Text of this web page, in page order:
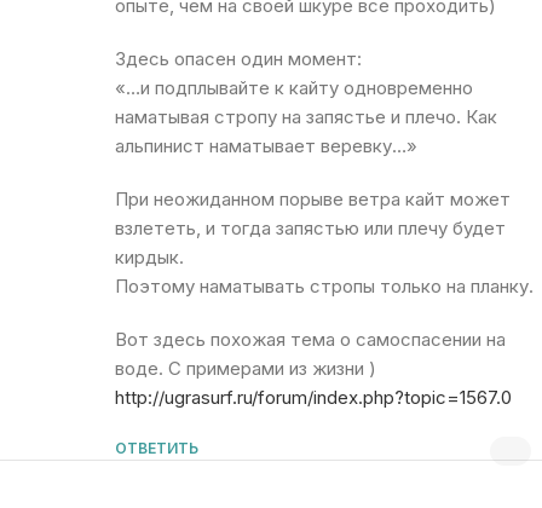
опыте, чем на своей шкуре все проходить)
Здесь опасен один момент:
«…и подплывайте к кайту одновременно
наматывая стропу на запястье и плечо. Как
альпинист наматывает веревку…»
При неожиданном порыве ветра кайт может
взлететь, и тогда запястью или плечу будет
кирдык.
Поэтому наматывать стропы только на планку.
Вот здесь похожая тема о самоспасении на
воде. С примерами из жизни )
http://ugrasurf.ru/forum/index.php?topic=1567.0
ОТВЕТИТЬ